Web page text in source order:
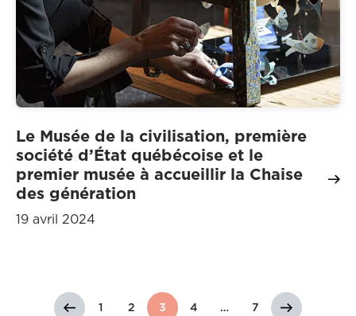
Le Musée de la civilisation, première
société d’État québécoise et le
premier musée à accueillir la Chaise
des génération
19 avril 2024
1 2 3 4 … 7